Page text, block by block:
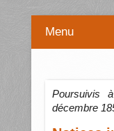
Menu
Poursuivis
décembre